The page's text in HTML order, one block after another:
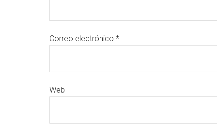
Correo electrónico *
Web